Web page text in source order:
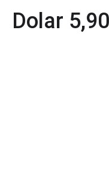
Dolar